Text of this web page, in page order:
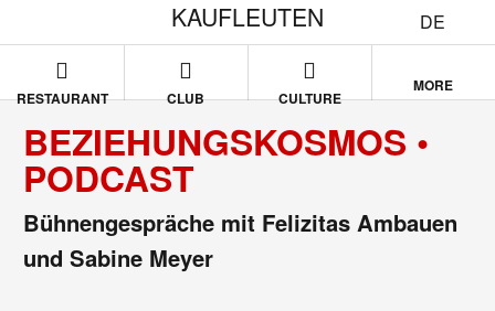
DE
KAUFLEUTEN
RESTAURANT CLUB CULTURE
MORE
BEZIEHUNGSKOSMOS •
PODCAST
Bühnengespräche mit Felizitas Ambauen
und Sabine Meyer